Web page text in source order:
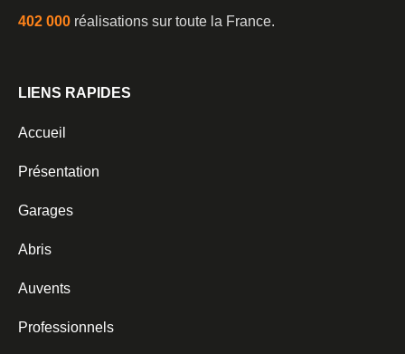
402 000 réalisations sur toute la France.
LIENS RAPIDES
Accueil
Présentation
Garages
Abris
Auvents
Professionnels